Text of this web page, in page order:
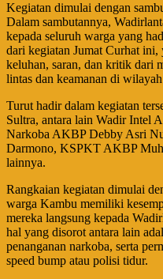
Kegiatan dimulai dengan
Dalam sambutannya,
kepada seluruh warga yang
dari kegiatan Jumat Curhat
keluhan, saran, dan kritik dari
lintas dan keamanan di
Turut hadir dalam kegiatan
Sultra, antara lain Wadir Intel
Narkoba AKBP Debby Asri
Darmono, KSPKT AKBP
lainnya.
Rangkaian kegiatan dimulai
warga Kambu memiliki
mereka langsung kepada
hal yang disorot antara lain
penanganan narkoba, serta
speed bump atau polisi tidur.